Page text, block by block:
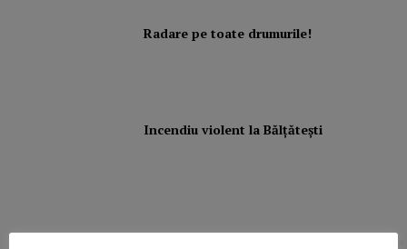
Radare pe toate drumurile!
Incendiu violent la Bălţăteşti